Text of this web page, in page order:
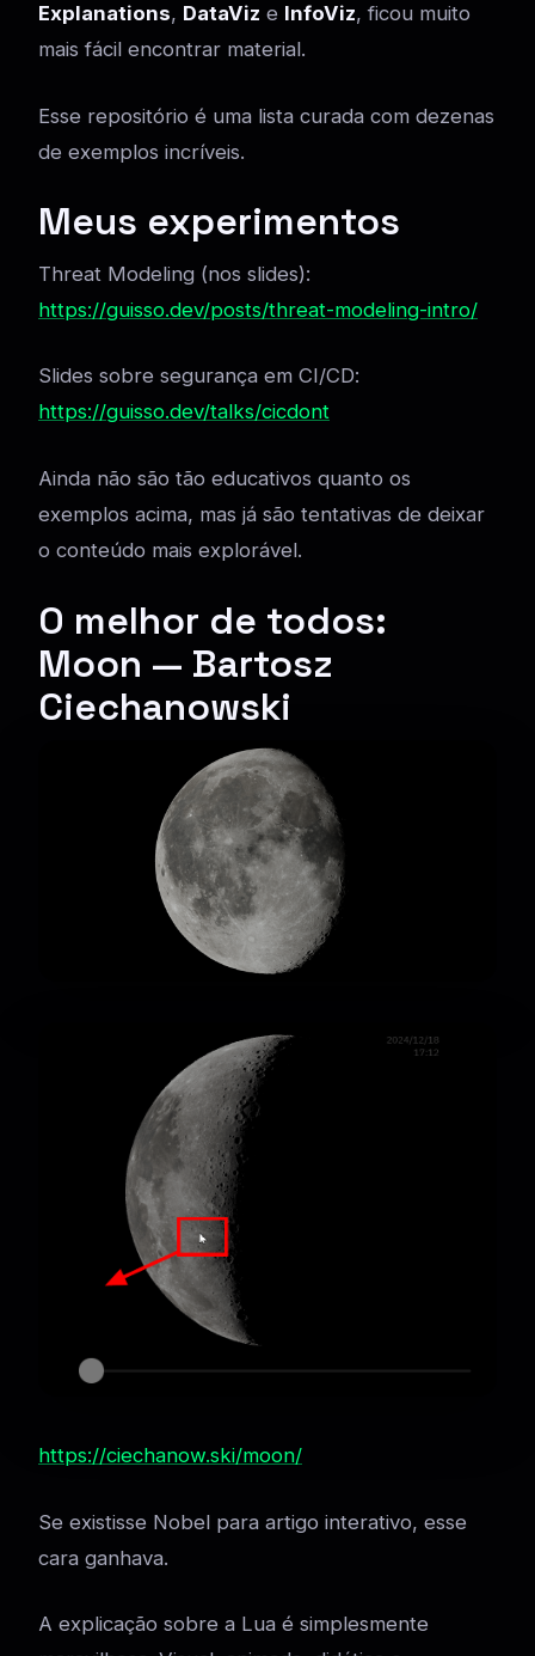
Explanations, DataViz e InfoViz, ficou muito
mais fácil encontrar material.
Esse repositório é uma lista curada com dezenas
de exemplos incríveis.
Meus experimentos
Threat Modeling (nos slides):
https://guisso.dev/posts/threat-modeling-intro/
Slides sobre segurança em CI/CD:
https://guisso.dev/talks/cicdont
Ainda não são tão educativos quanto os
exemplos acima, mas já são tentativas de deixar
o conteúdo mais explorável.
O melhor de todos:
Moon — Bartosz
Ciechanowski
https://ciechanow.ski/moon/
Se existisse Nobel para artigo interativo, esse
cara ganhava.
A explicação sobre a Lua é simplesmente